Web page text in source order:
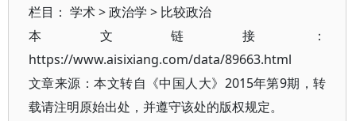
栏目： 学术>政治学 > 比较政治
本文链接：
https://www.aisixiang.com/data/89663.html
文章来源：本文转自《中国人大》2015年第9期，转
载请注明原始出处，并遵守该处的版权规定。